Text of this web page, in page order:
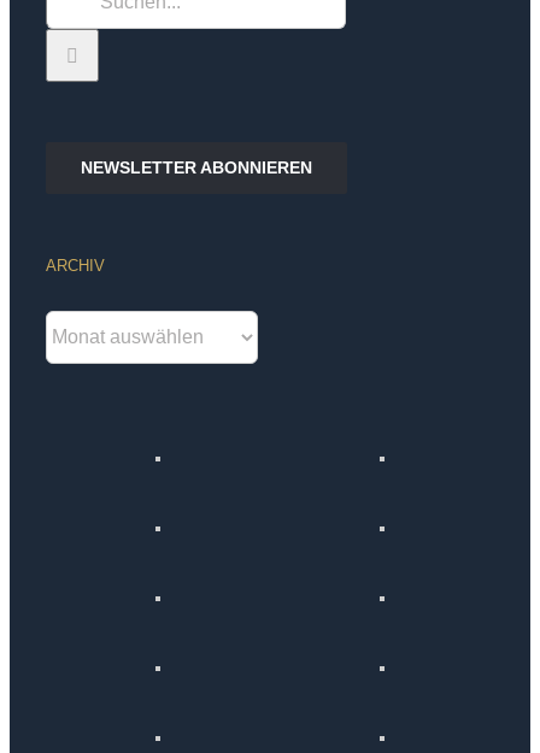
nach:
NEWSLETTER ABONNIEREN
ARCHIV
Archiv